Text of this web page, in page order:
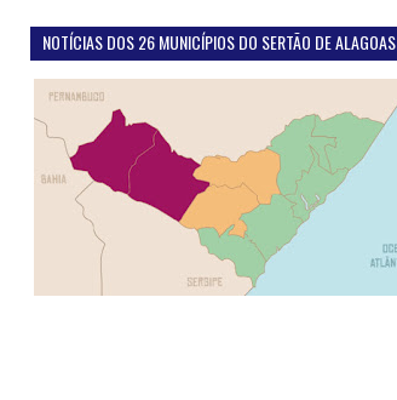
NOTÍCIAS DOS 26 MUNICÍPIOS DO SERTÃO DE ALAGOAS